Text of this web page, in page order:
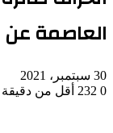
العاصمة
30 سبتمبر، 2021
0
أقل من دقيقة